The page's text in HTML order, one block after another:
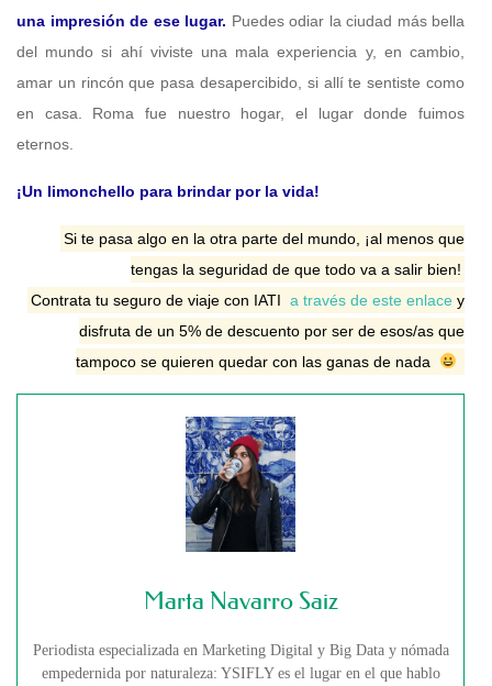
una impresión de ese lugar. Puedes odiar la ciudad más bella
del mundo si ahí viviste una mala experiencia y, en cambio,
amar un rincón que pasa desapercibido, si allí te sentiste como
en casa. Roma fue nuestro hogar, el lugar donde fuimos
eternos.
¡Un limonchello para brindar por la vida!
Si te pasa algo en la otra parte del mundo, ¡al menos que
tengas la seguridad de que todo va a salir bien!
Contrata tu seguro de viaje con IATI a través de este enlace y
disfruta de un 5% de descuento por ser de esos/as que
tampoco se quieren quedar con las ganas de nada
Marta Navarro Saiz
Periodista especializada en Marketing Digital y Big Data y nómada
empedernida por naturaleza: YSIFLY es el lugar en el que hablo